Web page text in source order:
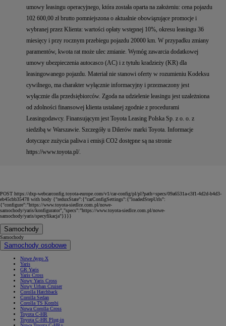
umowy leasingu operacyjnego, która została oparta na założeniu: cena pojazdu
102 600,00 zł brutto pomniejszona o aktualnie obowiązujące promocje i
wybranej przez Klienta: wartości opłaty wstępnej 10%, okresu leasingu 36
miesięcy i przy rocznym przebiegu pojazdu 20000 km. W przypadku zmiany
paramentów, kwota rat może ulec zmianie. Wymóg zawarcia dodatkowej
umowy ubezpieczenia autocasco (AC) i z tytułu kradzieży (KR) dla
leasingowanego pojazdu. Materiał nie stanowi oferty w rozumieniu Kodeksu
cywilnego, ma charakter wyłącznie informacyjny i przeznaczony jest
wyłącznie dla przedsiębiorców. Zgoda na udzielenie leasingu jest uzależniona
od zdolności finansowej klienta ustalanej zgodnie z procedurami
Leasingodawcy. Finansującym jest Toyota Leasing Polska Sp. z o. o. z
siedzibą w Warszawie. Szczegóły u Dilerów marki Toyota. Informacje
dotyczące zużycia paliwa i emisji CO2 dostępne są na stronie
https://www.toyota.pl/.
POST https://dxp-webcarconfig.toyota-europe.com/v1/car-config/pl/pl?path=specs/09a6531a-c3f1-4d2d-b4d3-
eb45cbb35478 with body {"reduxState":{"carConfigSettings":{"loadedStepUrls":
{"configure":"https://www.toyota-siedlce.com.pl/nowe-
samochody/yaris/konfigurator","specs":"https://www.toyota-siedlce.com.pl/nowe-
samochody/yaris/specyfikacja"}}}}
Samochody
Samochody
Samochody osobowe
Nowe Aygo X
Yaris
GR Yaris
Yaris Cross
Nowy Yaris Cross
Nowy Urban Cruiser
Corolla Hatchback
Corolla Sedan
Corolla TS Kombi
Nowa Corolla Cross
Toyota C-HR
Toyota C-HR Plug-in